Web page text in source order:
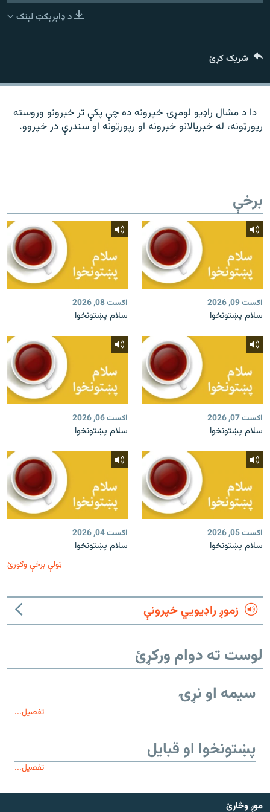
د ازادې اروپا راډیو ټولې ووبپاڼې
د ډاېرېکټ لېنک
شریک کړئ
دا د مشال راډیو لومړۍ خپرونه ده چې پکې تر خبرونو وروسته
رپورټونه، له خبریالانو خبرونه او رپورټونه او سندرې در خپروو.
برخې
اګست 09, 2026
سلام پښتونخوا
اګست 08, 2026
سلام پښتونخوا
اګست 07, 2026
سلام پښتونخوا
اګست 06, 2026
سلام پښتونخوا
اګست 05, 2026
سلام پښتونخوا
اګست 04, 2026
سلام پښتونخوا
ټولې برخې وګورئ
زموږ راډیويي خپرونې
لوست ته دوام ورکړئ
سیمه او نړۍ
تفصیل...
پښتونخوا او قبایل
تفصیل...
موږ وڅارئ